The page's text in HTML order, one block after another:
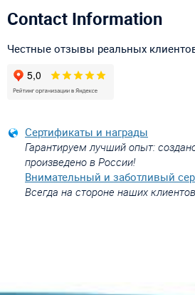
Contact Information
Честные отзывы реальных
Сертификаты и награды
Гарантируем лучший опыт:
произведено в России!
Внимательный и заботливый
Всегда на стороне наших